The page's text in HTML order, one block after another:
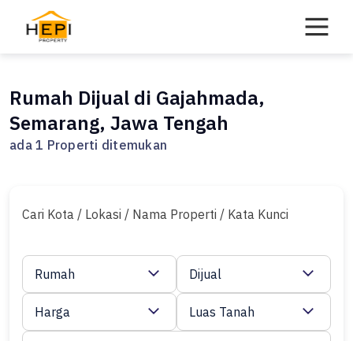
content
Rumah Dijual di Gajahmada,
Semarang, Jawa Tengah
ada 1 Properti ditemukan
Cari Kota / Lokasi / Nama Properti / Kata Kunci
Rumah Dijual
Harga Luas Tanah